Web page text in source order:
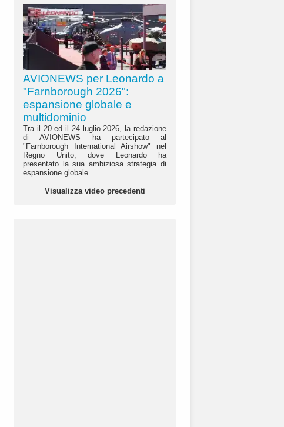
AVIONEWS per Leonardo a
"Farnborough 2026":
espansione globale e
multidominio
Tra il 20 ed il 24 luglio 2026, la redazione
di AVIONEWS ha partecipato al
"Farnborough International Airshow" nel
Regno Unito, dove Leonardo ha
presentato la sua ambiziosa strategia di
espansione globale....
Visualizza video precedenti